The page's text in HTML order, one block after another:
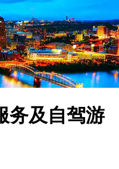
务及自驾游